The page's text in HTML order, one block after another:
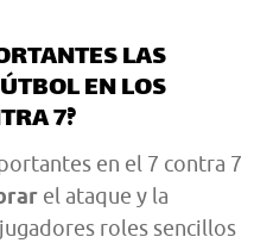
LAS
EN LOS
7?
en el 7 contra 7
el ataque y la
roles sencillos